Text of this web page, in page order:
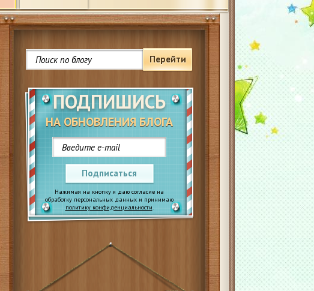
Перейти
ПОДПИШИСЬ
НА ОБНОВЛЕНИЯ БЛОГА
Подписаться
Нажимая на кнопку я даю согласие на
обработку персональных данных и принимаю
политику конфиденциальности.